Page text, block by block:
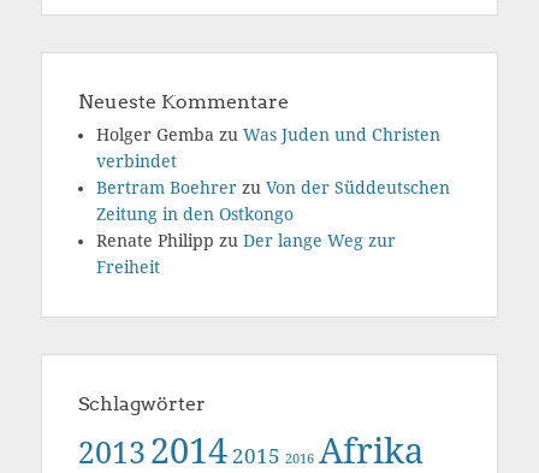
Neueste Kommentare
Holger Gemba zu Was Juden und Christen
verbindet
Bertram Boehrer zu Von der Süddeutschen
Zeitung in den Ostkongo
Renate Philipp zu Der lange Weg zur
Freiheit
Schlagwörter
2013 2014 2015 2016 Afrika